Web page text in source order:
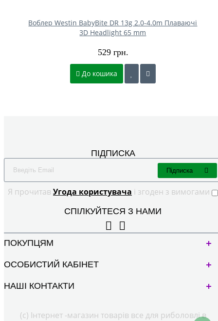
Воблер Westin BabyBite DR 13g 2.0-4.0m Плаваючі
3D Headlight 65 mm
529 грн.
До кошика
ПІДПИСКА
Я прочитав Угода користувача і згоден з вимогами
Підписка
СПІЛКУЙТЕСЯ З НАМИ
ПОКУПЦЯМ
ОСОБИСТИЙ КАБІНЕТ
НАШІ КОНТАКТИ
(с) Інтернет -магазин товарів все для риболовлі в